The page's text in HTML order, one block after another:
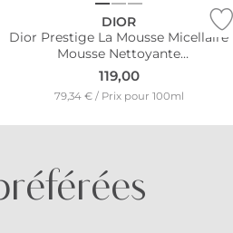
DIOR
Dior Prestige La Mousse Micellaire
Mousse Nettoyante
Exceptionnellement Agréable -
Visage 150ml
119,00
79,34 € / Prix pour 100ml